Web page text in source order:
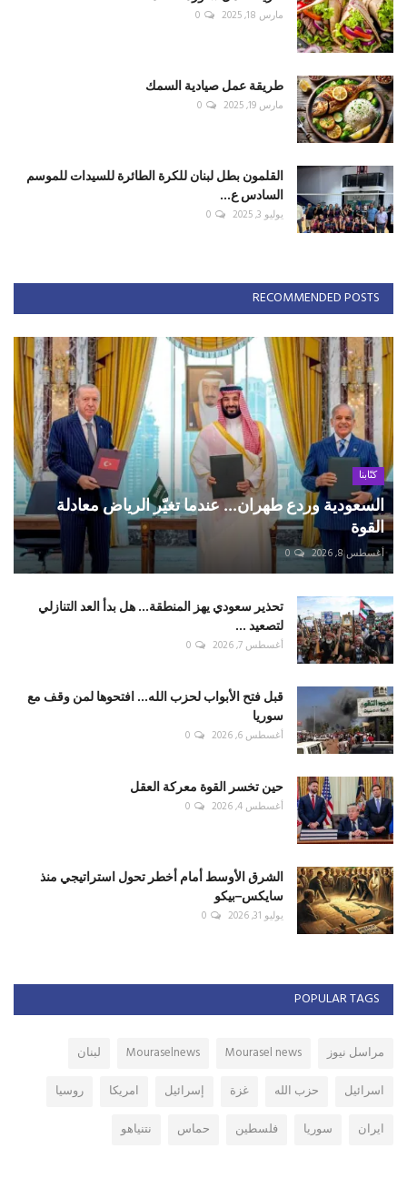
مارس 18, 2025 0
طريقة عمل صيادية السمك
مارس 19, 2025 0
القلمون بطل لبنان للكرة الطائرة للسيدات للموسم
السادس ع...
يوليو 3, 2025 0
RECOMMENDED POSTS
كتّابنا
السعودية وردع طهران... عندما تغيّر الرياض معادلة
القوة
أغسطس 8, 2026 0
تحذير سعودي يهز المنطقة... هل بدأ العد التنازلي
لتصعيد ...
أغسطس 7, 2026 0
قبل فتح الأبواب لحزب الله... افتحوها لمن وقف مع
سوريا
أغسطس 6, 2026 0
حين تخسر القوة معركة العقل
أغسطس 4, 2026 0
الشرق الأوسط أمام أخطر تحول استراتيجي منذ
سايكس–بيكو
يوليو 31, 2026 0
POPULAR TAGS
مراسل نيوز Mourasel news
Mouraselnews
لبنان
اسرائيل
حزب الله غزة إسرائيل امريكا
روسيا
ايران
سوريا فلسطين حماس نتنياهو